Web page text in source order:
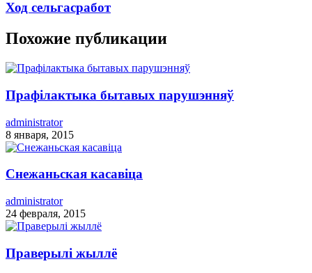
Ход сельгасработ
Похожие публикации
Прафілактыка бытавых парушэнняў
administrator
8 января, 2015
Снежаньская касавіца
administrator
24 февраля, 2015
Праверылі жыллё